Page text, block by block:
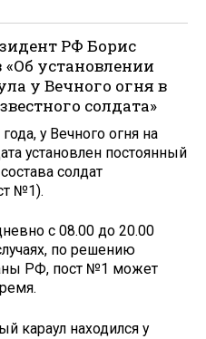
РФ Борис
установлении
у Вечного огня в
солдата»
у Вечного огня на
установлен постоянный
солдат
№1).
с 08.00 до 20.00
по решению
РФ, пост №1 может
караул находился у